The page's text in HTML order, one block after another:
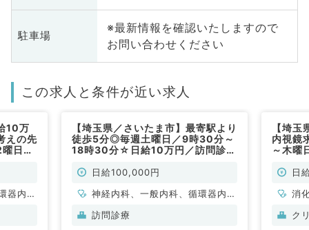
駐車場
※最新情報を確認いたしますので
お問い合わせください
この求人と条件が近い求人
10万
えの先
日よ
器内
【埼玉県／さいたま市】最寄駅より
徒歩5分◎毎週土曜日／9時30分～
18時30分☆日給10万円／訪問診
常勤）日給100,000円
神経内科、一般内科、循環器内
科、呼吸器内科、消化器内科、内
訪問診療
【埼
内視鏡
～木曜
◎（消
日
消
ク